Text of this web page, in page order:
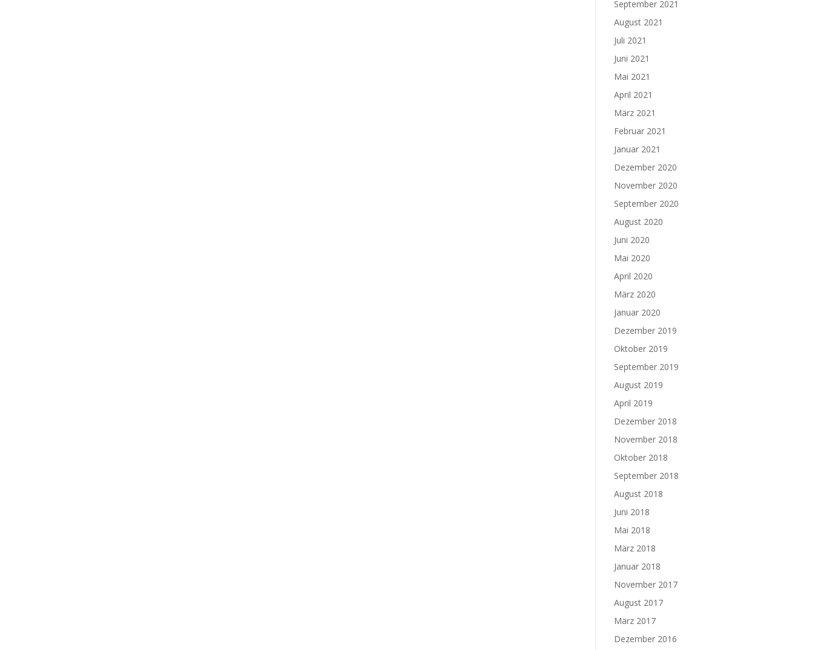
September 2021
August 2021
Juli 2021
Juni 2021
Mai 2021
April 2021
März 2021
Februar 2021
Januar 2021
Dezember 2020
November 2020
September 2020
August 2020
Juni 2020
Mai 2020
April 2020
März 2020
Januar 2020
Dezember 2019
Oktober 2019
September 2019
August 2019
April 2019
Dezember 2018
November 2018
Oktober 2018
September 2018
August 2018
Juni 2018
Mai 2018
März 2018
Januar 2018
November 2017
August 2017
März 2017
Dezember 2016